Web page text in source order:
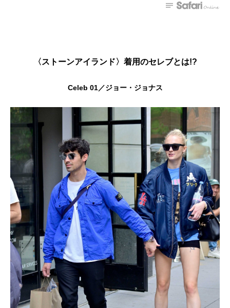
〈ストーンアイランド〉着用のセレブとは!?
Celeb 01／ジョー・ジョナス